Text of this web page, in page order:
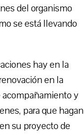
del organismo
se está llevando
hay en la
en la
acompañamiento y
para que hagan
su proyecto de